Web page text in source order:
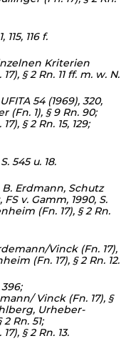
116 f.
Kriterien
§ 2 Rn. 11 ff. m. w. N.
54 (1969), 320,
(Fn. 1), § 9 Rn. 90;
§ 2 Rn. 15, 129;
545 u. 18.
Erdmann, Schutz
v. Gamm, 1990, S.
(Fn. 17), § 2 Rn.
Vinck (Fn. 17),
(Fn. 17), § 2 Rn. 12.
Vinck (Fn. 17), §
Urheber­
Rn. 51;
§ 2 Rn. 13.